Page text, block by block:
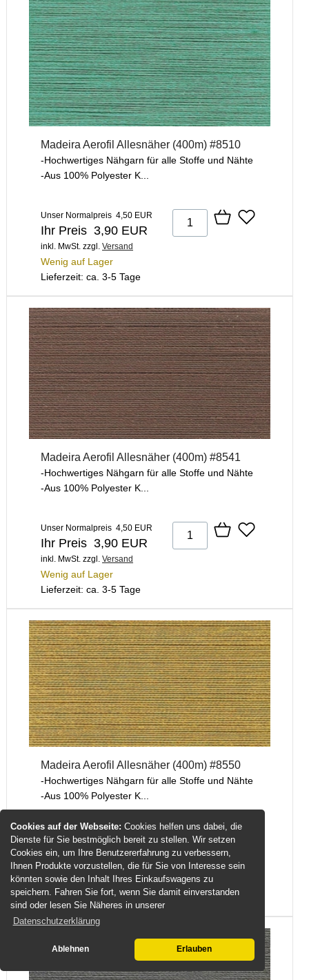
Cookies auf der Webseite:Cookies helfen uns dabei, die
Dienste für Sie bestmöglich bereit zu stellen. Wir setzen
Cookies ein, um Ihre Benutzererfahrung zu verbessern,
Ihnen Produkte vorzustellen, die für Sie von Interesse sein
könnten sowie den Inhalt Ihres Einkaufswagens zu
speichern. Fahren Sie fort, wenn Sie damit einverstanden
sind oder lesen Sie Näheres in unserer
Datenschutzerklärung
Ablehnen Erlauben
Madeira Aerofil Allesnäher (400m) #8510
-Hochwertiges Nähgarn für alle Stoffe und Nähte
-Aus 100% Polyester K...
Unser Normalpreis 4,50 EUR
Ihr Preis 3,90 EUR
inkl. MwSt. zzgl. Versand
Wenig auf Lager
Lieferzeit: ca. 3-5 Tage
Madeira Aerofil Allesnäher (400m) #8541
-Hochwertiges Nähgarn für alle Stoffe und Nähte
-Aus 100% Polyester K...
Unser Normalpreis 4,50 EUR
Ihr Preis 3,90 EUR
inkl. MwSt. zzgl. Versand
Wenig auf Lager
Lieferzeit: ca. 3-5 Tage
Madeira Aerofil Allesnäher (400m) #8550
-Hochwertiges Nähgarn für alle Stoffe und Nähte
-Aus 100% Polyester K...
Unser Normalpreis 4,50 EUR
Ihr Preis 3,90 EUR
inkl. MwSt.zzgl.Versand
Wenig auf Lager
Lieferzeit: ca. 3-5 Tage